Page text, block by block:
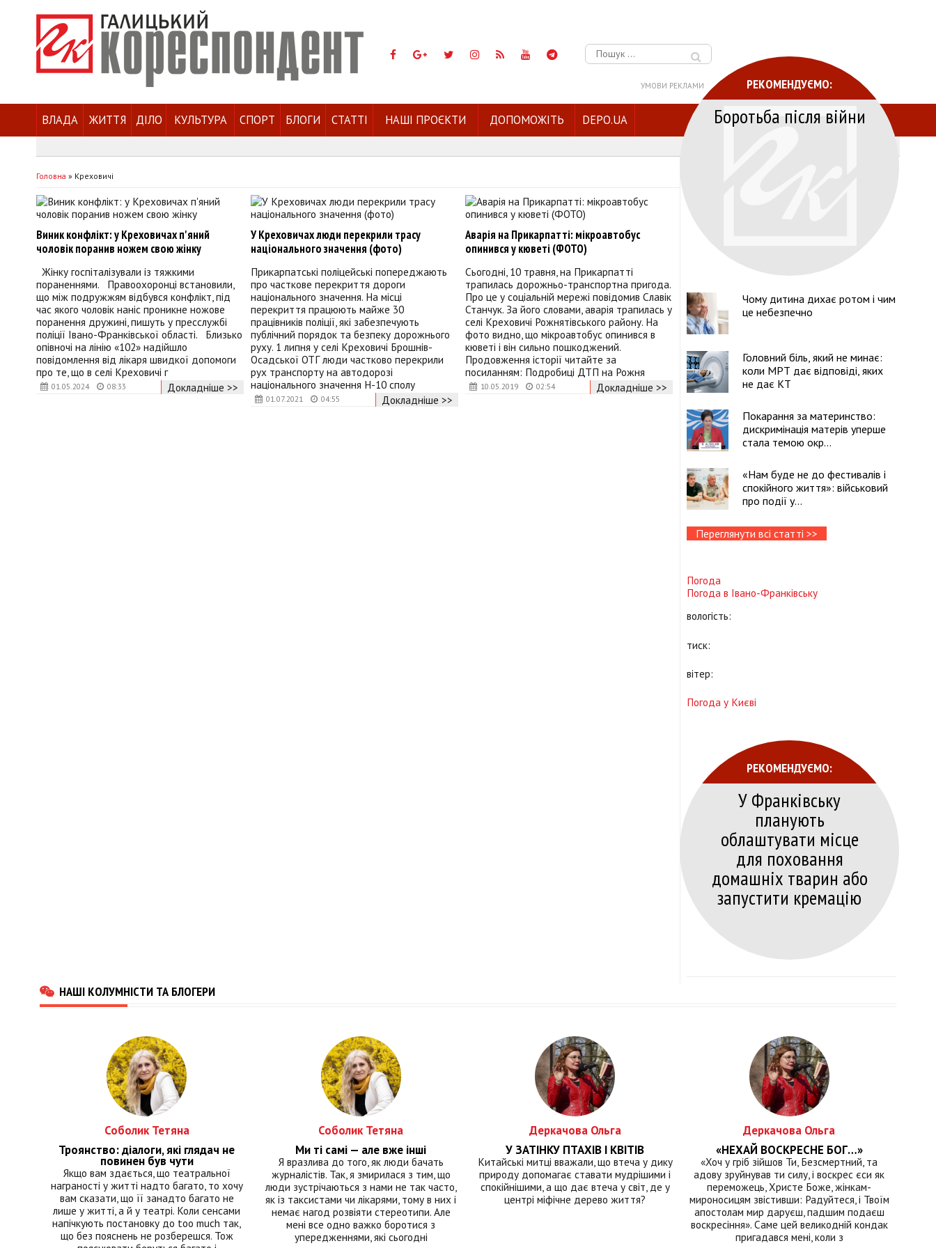
Пошук:
УМОВИ РЕКЛАМИ
ВЛАДА ЖИТТЯ ДІЛО КУЛЬТУРА СПОРТ БЛОГИ СТАТТІ НАШІ ПРОЄКТИ ДОПОМОЖІТЬ DEPO.UA
Головна » Креховичі
01.05.2024 08:33
Виник конфлікт: у Креховичах п'яний
чоловік поранив ножем свою жінку
Жінку госпіталізували із тяжкими
пораненнями. Правоохоронці встановили,
що між подружжям відбувся конфлікт, під
час якого чоловік наніс проникне ножове
поранення дружині, пишуть у пресслужбі
поліції Івано-Франківської області. Близько
опівночі на лінію «102» надійшло
повідомлення від лікаря швидкої допомоги
про те, що в селі Креховичі г
Докладніше >>
01.07.2021 04:55
У Креховичах люди перекрили трасу
національного значення (фото)
Прикарпатські поліцейські попереджають
про часткове перекриття дороги
національного значення. На місці
перекриття працюють майже 30
працівників поліції, які забезпечують
публічний порядок та безпеку дорожнього
руху. 1 липня у селі Креховичі Брошнів-
Осадської ОТГ люди частково перекрили
рух транспорту на автодорозі
національного значення Н-10 сполу
Докладніше >>
10.05.2019 02:54
Аварія на Прикарпатті: мікроавтобус
опинився у кюветі (ФОТО)
Сьогодні, 10 травня, на Прикарпатті
трапилась дорожньо-транспортна пригода.
Про це у соціальній мережі повідомив Славік
Станчук. За його словами, аварія трапилась у
селі Креховичі Рожнятівського району. На
фото видно, що мікроавтобус опинився в
кюветі і він сильно пошкоджений.
Продовження історії читайте за
посиланням: Подробиці ДТП на Рожня
Докладніше >>
РЕКОМЕНДУЄМО:
Боротьба після війни
Чому дитина дихає ротом і чим
це небезпечно
Головний біль, який не минає:
коли МРТ дає відповіді, яких
не дає КТ
Покарання за материнство:
дискримінація матерів уперше
стала темою окр...
«Нам буде не до фестивалів і
спокійного життя»: військовий
про події у...
Переглянути всі статті >>
Погода
Погода в Івано-Франківську
вологість:
тиск:
вітер:
Погода у Києві
РЕКОМЕНДУЄМО:
У Франківську
планують
облаштувати місце
для поховання
домашніх тварин або
запустити кремацію
НАШІ КОЛУМНІСТИ ТА БЛОГЕРИ
Соболик Тетяна
Троянство: діалоги, які глядач не
повинен був чути
Якщо вам здається, що театральної
награності у житті надто багато, то хочу
вам сказати, що її занадто багато не
лише у житті, а й у театрі. Коли сенсами
напічкують постановку до too much так,
що без пояснень не розберешся. Тож
Соболик Тетяна
Ми ті самі — але вже інші
Я вразлива до того, як люди бачать
журналістів. Так, я змирилася з тим, що
люди зустрічаються з нами не так часто,
як із таксистами чи лікарями, тому в них і
немає нагод розвіяти стереотипи. Але
мені все одно важко боротися з
упередженнями, які сьогодні
Деркачова Ольга
У ЗАТІНКУ ПТАХІВ І КВІТІВ
Китайські митці вважали, що втеча у дику
природу допомагає ставати мудрішими і
спокійнішими, а що дає втеча у світ, де у
центрі міфічне дерево життя?
Деркачова Ольга
«НЕХАЙ ВОСКРЕСНЕ БОГ…»
«Хоч у гріб зійшов Ти, Безсмертний, та
адову зруйнував ти силу, і воскрес єси як
переможець, Христе Боже, жінкам-
мироносицям звістивши: Радуйтеся, і Твоїм
апостолам мир даруєш, падшим подаєш
воскресіння». Саме цей великодній кондак
пригадався мені, коли з